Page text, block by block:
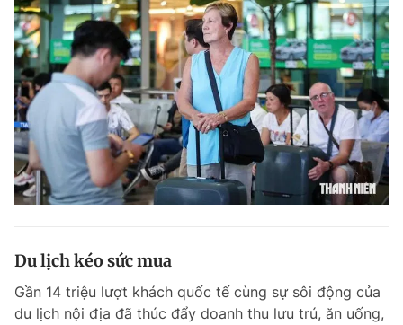
Tin thị trường Tin 360
Video Magazine
Sản phẩm khác
Tiện ích Bạn cần biết
Du lịch kéo sức mua
Gần 14 triệu lượt khách quốc tế cùng sự sôi động của
du lịch nội địa đã thúc đẩy doanh thu lưu trú, ăn uống,